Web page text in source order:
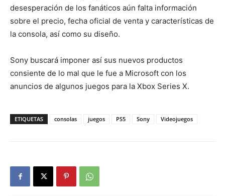
desesperación de los fanáticos aún falta información
sobre el precio, fecha oficial de venta y características de
la consola, así como su diseño.
Sony buscará imponer así sus nuevos productos
consiente de lo mal que le fue a Microsoft con los
anuncios de algunos juegos para la Xbox Series X.
ETIQUETAS consolas juegos PS5 Sony Videojuegos